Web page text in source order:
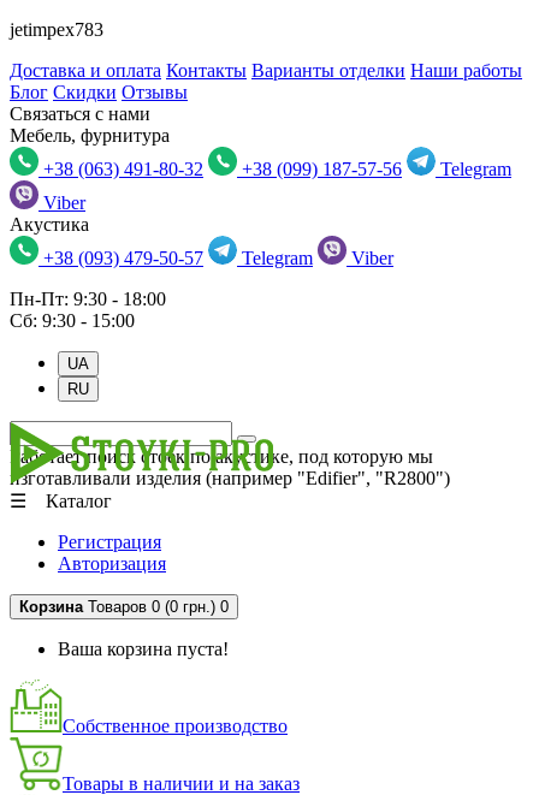
jetimpex783
Доставка и оплата Контакты Варианты отделки Наши работы
Блог Скидки Отзывы
Связаться с нами
Мебель, фурнитура
+38 (063) 491-80-32
+38 (099) 187-57-56
Telegram
Viber
Акустика
+38 (093) 479-50-57
Telegram
Viber
Пн-Пт: 9:30 - 18:00
Сб: 9:30 - 15:00
UA
RU
Работает поиск стоек по акустике, под которую мы
изготавливали изделия (например "Edifier", "R2800")
☰ Каталог
Регистрация
Авторизация
Корзина Товаров 0 (0 грн.) 0
Ваша корзина пуста!
Собственное производство
Товары в наличии и на заказ